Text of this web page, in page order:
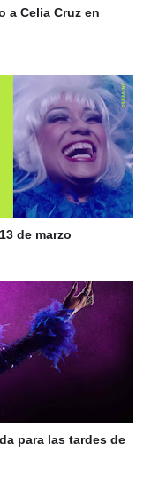
a Celia Cruz en
de marzo
para las tardes de